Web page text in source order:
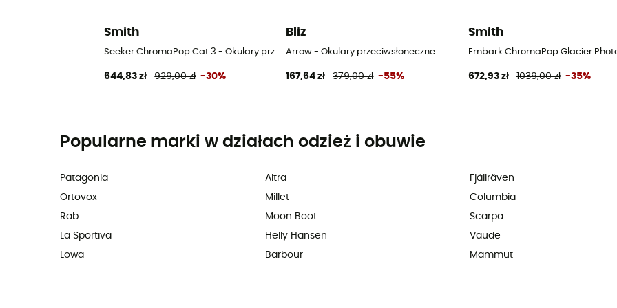
Smith
Seeker ChromaPop Cat 3 - Okulary przeciwsłoneczne
644,83 zł 929,00 zł -30%
Bliz
Arrow - Okulary przeciwsłoneczne
167,64 zł 379,00 zł -55%
Smith
Embark ChromaPop Glacier
672,93 zł 1039,00 zł -35%
Popularne marki w działach odzież i obuwie
Patagonia
Ortovox
Rab
La Sportiva
Lowa
Altra
Millet
Moon Boot
Helly Hansen
Barbour
Fjällräven
Columbia
Scarpa
Vaude
Mammut